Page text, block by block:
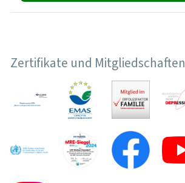
Zertifikate und Mitgliedschaften